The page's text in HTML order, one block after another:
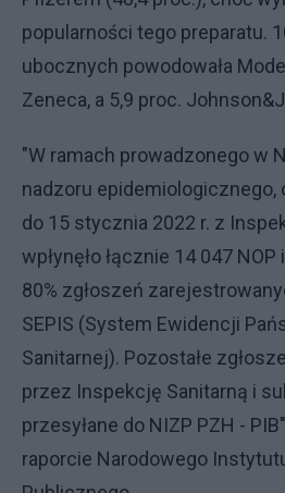
popularności tego preparatu.
ubocznych powodowała
Zeneca, a 5,9 proc.
"W ramach prowadzonego w
nadzoru epidemiologicznego,
do 15 stycznia 2022 r. z
wpłynęło łącznie 14 047
80% zgłoszeń
SEPIS (System Ewidencji
Sanitarnej). Pozostałe
przez Inspekcję Sanitarną i
przesyłane do NIZP PZH -
raporcie Narodowego